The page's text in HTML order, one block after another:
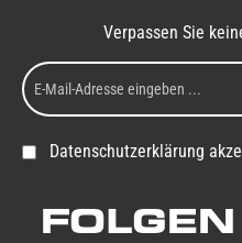
Verpassen Sie
Datenschutzerklärung